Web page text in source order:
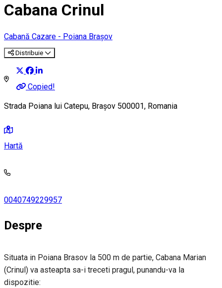
Cabana Crinul
Cabană Cazare - Poiana Brașov
Distribuie
Copied!
Strada Poiana lui Catepu, Brașov 500001, Romania
Hartă
0040749229957
Despre
Situata in Poiana Brasov la 500 m de partie, Cabana Marian
(Crinul) va asteapta sa-i treceti pragul, punandu-va la
dispozitie: